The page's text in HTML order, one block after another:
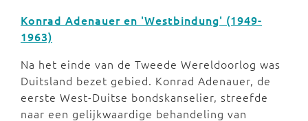
Konrad Adenauer en 'Westbindung' (1949-
1963)
Na het einde van de Tweede Wereldoorlog was
Duitsland bezet gebied. Konrad Adenauer, de
eerste West-Duitse bondskanselier, streefde
naar een gelijkwaardige behandeling van